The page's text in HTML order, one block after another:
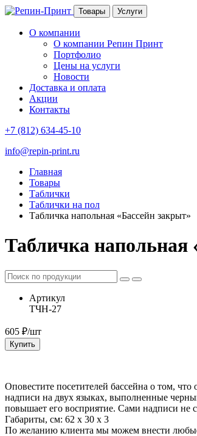
Товары Услуги
О компании
О компании Репин Принт
Портфолио
Цены на услуги
Новости
Доставка и оплата
Акции
Контакты
+7 (812) 634-45-10
info@repin-print.ru
Главная
Товары
Таблички
Таблички на пол
Табличка напольная «Бассейн закрыт»
Табличка напольная
Артикул
ТЧН-27
605 ₽/шт
Купить
Оповестите посетителей бассейна о том,
надписи на двух языках, выполненные
повышает его восприятие. Сами надписи
Габариты, см: 62 x 30 x 3
По желанию клиента мы можем внести